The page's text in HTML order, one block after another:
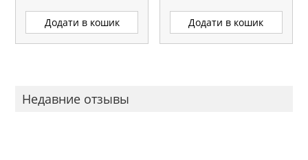
Додати в кошик Додати в кошик
Недавние отзывы